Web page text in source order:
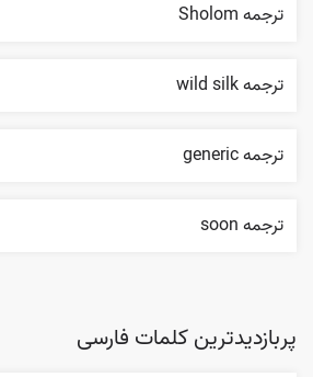
ترجمه Sholom
ترجمه wild silk
ترجمه generic
ترجمه soon
پربازدیدترین کلمات فارسی